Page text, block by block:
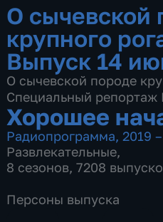
О сычевской
крупного
Выпуск 14
О сычевской породе
Специальный репортаж
Хорошее
Радиопрограмма, 2019
Развлекательные,
8 сезонов, 7208
Персоны выпуска